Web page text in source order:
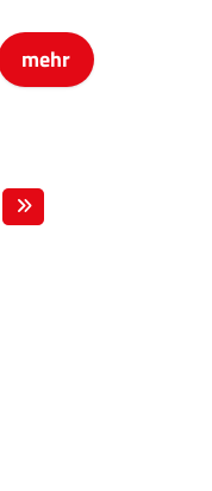
mehr